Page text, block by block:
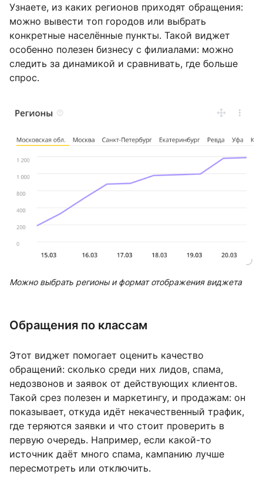
Узнаете, из каких регионов приходят обращения:
можно вывести топ городов или выбрать
конкретные населённые пункты. Такой виджет
особенно полезен бизнесу с филиалами: можно
следить за динамикой и сравнивать, где больше
спрос.
Можно выбрать регионы и формат отображения виджета
Обращения по классам
Этот виджет помогает оценить качество
обращений: сколько среди них лидов, спама,
недозвонов и заявок от действующих клиентов.
Такой срез полезен и маркетингу, и продажам: он
показывает, откуда идёт некачественный трафик,
где теряются заявки и что стоит проверить в
первую очередь. Например, если какой-то
источник даёт много спама, кампанию лучше
пересмотреть или отключить.